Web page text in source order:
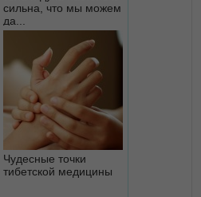
сильна, что мы можем
да...
Чудесные точки
тибетской медицины